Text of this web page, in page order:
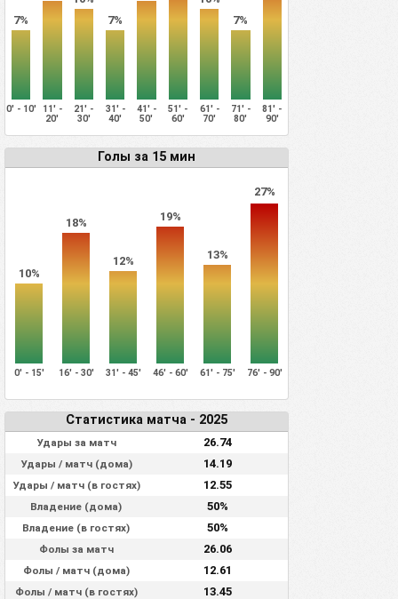
7%
7%
7%
0' - 10'
11' -
20'
21' -
30'
31' -
40'
41' -
50'
51' -
60'
61' -
70'
71' -
80'
81' -
90'
Голы за 15 мин
10%
18%
12%
19%
13%
27%
0' - 15' 16' - 30' 31' - 45' 46' - 60' 61' - 75' 76' - 90'
Статистика матча - 2025
Удары за матч 26.74
Удары / матч (дома) 14.19
Удары / матч (в гостях) 12.55
Владение (дома) 50%
Владение (в гостях) 50%
Фолы за матч 26.06
Фолы / матч (дома) 12.61
Фолы / матч (в гостях) 13.45